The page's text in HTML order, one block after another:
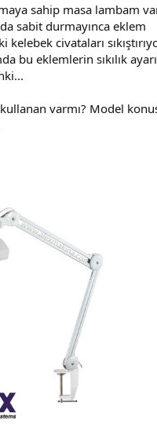
sahip masa lambam
sabit durmayınca eklem
kelebek civataları
bu eklemlerin sıkılık
varmı? Model